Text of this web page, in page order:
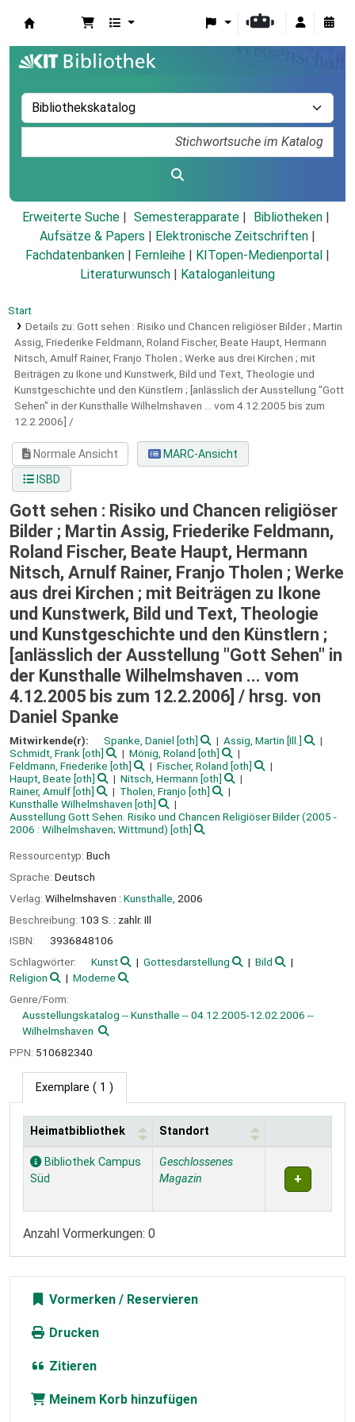
Erweiterte Suche Semesterapparate
Bibliotheken
Aufsätze & Papers
Elektronische Zeitschriften
Fachdatenbanken
Fernleihe KITopen-Medienportal
Literaturwunsch
Kataloganleitung
Start
Details zu: Gott sehen : Risiko und Chancen religiöser Bilder ; Martin
Assig, Friederike Feldmann, Roland Fischer, Beate Haupt, Hermann
Nitsch, Arnulf Rainer, Franjo Tholen ; Werke aus drei Kirchen ; mit
Beiträgen zu Ikone und Kunstwerk, Bild und Text, Theologie und
Kunstgeschichte und den Künstlern ; [anlässlich der Ausstellung "Gott
Sehen" in der Kunsthalle Wilhelmshaven ... vom 4.12.2005 bis zum
12.2.2006] /
Normale Ansicht
MARC-Ansicht
ISBD
Gott sehen : Risiko und Chancen religiöser
Bilder ; Martin Assig, Friederike Feldmann,
Roland Fischer, Beate Haupt, Hermann
Nitsch, Arnulf Rainer, Franjo Tholen ; Werke
aus drei Kirchen ; mit Beiträgen zu Ikone
und Kunstwerk, Bild und Text, Theologie
und Kunstgeschichte und den Künstlern ;
[anlässlich der Ausstellung "Gott Sehen" in
der Kunsthalle Wilhelmshaven ... vom
4.12.2005 bis zum 12.2.2006] / hrsg. von
Daniel Spanke
Mitwirkende(r): Spanke, Daniel [oth] Assig, Martin [Ill.]
Schmidt, Frank [oth] Mönig, Roland [oth]
Feldmann, Friederike [oth] Fischer, Roland [oth]
Haupt, Beate [oth] Nitsch, Hermann [oth]
Rainer, Arnulf [oth] Tholen, Franjo [oth]
Kunsthalle Wilhelmshaven [oth]
Ausstellung Gott Sehen. Risiko und Chancen Religiöser Bilder(2005 -
2006 : Wilhelmshaven; Wittmund) [oth]
Ressourcentyp: Buch
Sprache: Deutsch
Verlag: Wilhelmshaven : Kunsthalle, 2006
Beschreibung: 103 S. : zahlr. Ill
ISBN:
3936848106
Schlagwörter:
Kunst Gottesdarstellung
Bild
Religion
Moderne
Genre/Form:
Ausstellungskatalog -- Kunsthalle -- 04.12.2005-12.02.2006 --
Wilhelmshaven
PPN: 510682340
Exemplare ( 1 )
Exemplare
Heimatbibliothek Standort
Bibliothek Campus
Süd
Geschlossenes
Magazin
Anzahl Vormerkungen: 0
Vormerken
Drucken
Zitieren
Meinem Korb hinzufügen